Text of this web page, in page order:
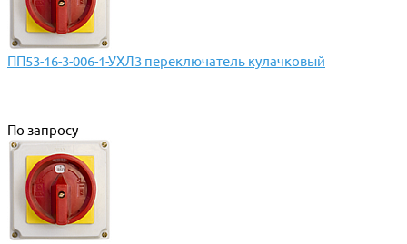
ПП53-16-3-006-1-УХЛ3 переключатель кулачковый
По запросу